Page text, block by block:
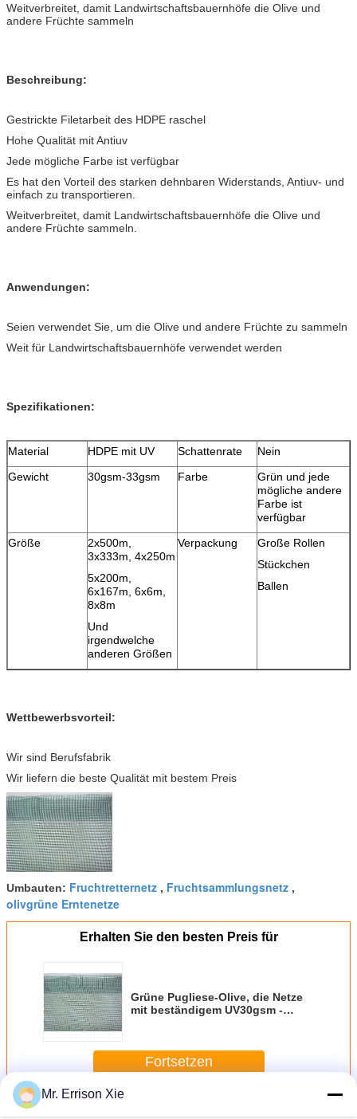
Weitverbreitet, damit Landwirtschaftsbauernhöfe die Olive und
andere Früchte sammeln
Beschreibung:
Gestrickte Filetarbeit des HDPE raschel
Hohe Qualität mit Antiuv
Jede mögliche Farbe ist verfügbar
Es hat den Vorteil des starken dehnbaren Widerstands, Antiuv- und
einfach zu transportieren.
Weitverbreitet, damit Landwirtschaftsbauernhöfe die Olive und
andere Früchte sammeln.
Anwendungen:
Seien verwendet Sie, um die Olive und andere Früchte zu sammeln
Weit für Landwirtschaftsbauernhöfe verwendet werden
Spezifikationen:
Material HDPE mit UV Schattenrate
Nein
Gewicht
30gsm-33gsm Farbe
Grün und jede
mögliche andere
Farbe ist
verfügbar
Größe
2x500m,
3x333m, 4x250m
5x200m,
6x167m, 6x6m,
8x8m
Und
irgendwelche
anderen Größen
Verpackung
Große Rollen
Stückchen
Ballen
Wettbewerbsvorteil:
Wir sind Berufsfabrik
Wir liefern die beste Qualität mit bestem Preis
Umbauten: Fruchtretternetz , Fruchtsammlungsnetz ,
olivgrüne Erntenetze
Erhalten Sie den besten Preis für
Grüne Pugliese-Olive, die Netze
mit beständigem UV30gsm -
Fortsetzen
Mehr
Mr. Errison Xie